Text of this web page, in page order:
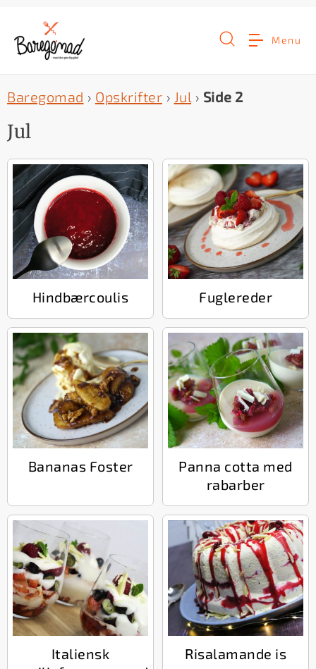
Menu
Baregomad › Opskrifter › Jul › Side 2
Jul
Hindbærcoulis Fuglereder
Bananas Foster
Panna cotta med
rabarber
Italiensk
Risalamande is